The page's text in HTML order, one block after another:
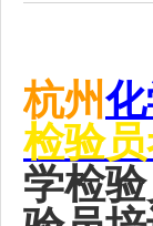
杭州
检验
学检